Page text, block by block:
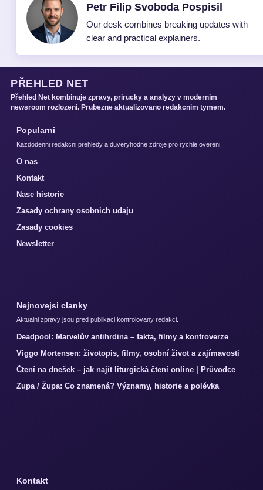
Petr Filip Svoboda Pospisil
Our desk combines breaking updates with
clear and practical explainers.
PŘEHLED NET
Přehled Net kombinuje zpravy, prirucky a analyzy v modernim
newsroom rozlozeni. Prubezne aktualizovano redakcnim tymem.
Popularni
Kazdodenni redakcni prehledy a duveryhodne zdroje pro rychle overeni.
O nas
Kontakt
Nase historie
Zasady ochrany osobnich udaju
Zasady cookies
Newsletter
Nejnovejsi clanky
Aktualni zpravy jsou pred publikaci kontrolovany redakci.
Deadpool: Marvelův antihrdina – fakta, filmy a kontroverze
Viggo Mortensen: životopis, filmy, osobní život a zajímavosti
Čtení na dnešek – jak najít liturgická čtení online | Průvodce
Zupa / Župa: Co znamená? Významy, historie a polévka
Kontakt